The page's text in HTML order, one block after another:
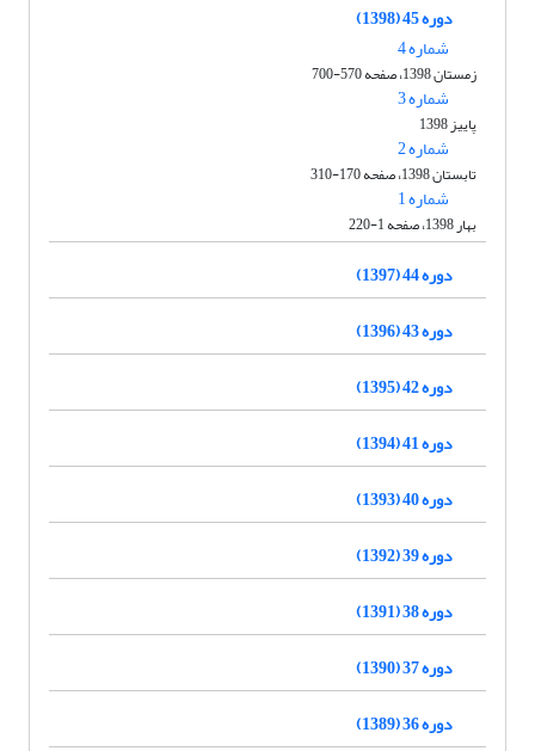
دوره 45 (1398)
شماره 4
زمستان 1398، صفحه 570-700
شماره 3
پاییز 1398
شماره 2
تابستان 1398، صفحه 170-310
شماره 1
بهار 1398، صفحه 1-220
دوره 44 (1397)
دوره 43 (1396)
دوره 42 (1395)
دوره 41 (1394)
دوره 40 (1393)
دوره 39 (1392)
دوره 38 (1391)
دوره 37 (1390)
دوره 36 (1389)